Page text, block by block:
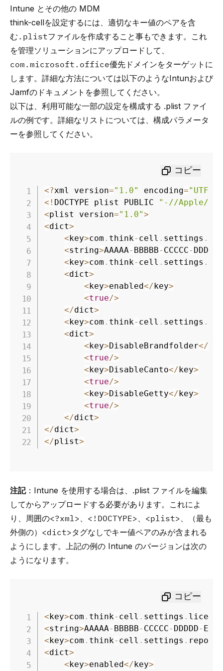
Intune とその他の MDM
think-cellを設定するには、適切なキー値のペアを含
む .plistファイルを作成すること事もできます。これ
を管理ソリューションにアップロードして、
com.microsoft.office優先ドメインをターゲットに
します。詳細な方法については以下のようなIntunおよび
Jamfのドキュメントを参照してください。
以下は、利用可能な一部の設定を構成する .plist ファイ
ルの例です。詳細なリストについては、 構成パラメータ
ーを参照してください。
コピー
<?xml version="1.0" encoding="UTF-8"
< ! DOCTYPE plist PUBLIC
"-//Apple//
<plist version="1.0">
<dict>
<key>com . think- cell . settings .
<string>AAAAA- BBBBB- CCCCC- DDDDD
<key>com . think- cell . settings .
<dict>
<key>enabled</key>
<true/>
</dict>
<key>com . think- cell . settings .
<dict>
<key>DisableBrandfolder</
<true/>
<key>DisableCanto</key>
<true/>
<key>DisableGetty</key>
<true/>
</dict>
</dict>
</plist>
注記：Intune を使用する場合は、.plist ファイルを編集
してからアップロードする必要があります。これによ
り、周囲の<?xml>、 <!DOCTYPE>、 <plist>、（最も
外側の） <dict>タグなしでキー値ペアのみが含まれる
ようにします。上記の例の Intune のバージョンは次の
ようになります。
コピー
<key>com . think- cell . settings .
<string>AAAAA- BBBBB- CCCCC- DDDDD-
<key>com . think- cell . settings . reports
<dict>
<key>enabled</key>